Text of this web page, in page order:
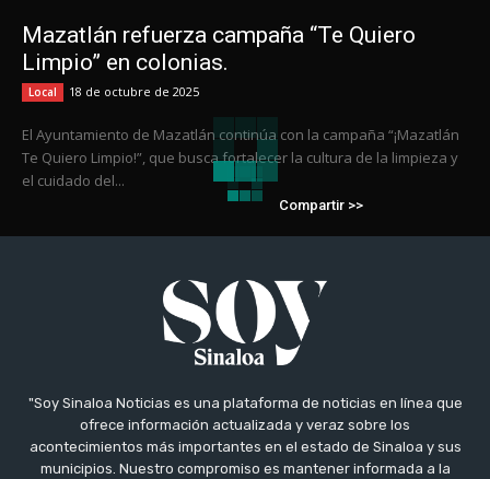
Mazatlán refuerza campaña “Te Quiero
Limpio” en colonias.
Local 18 de octubre de 2025
El Ayuntamiento de Mazatlán continúa con la campaña “¡Mazatlán
Te Quiero Limpio!”, que busca fortalecer la cultura de la limpieza y
el cuidado del...
Compartir >>
"Soy Sinaloa Noticias es una plataforma de noticias en línea que
ofrece información actualizada y veraz sobre los
acontecimientos más importantes en el estado de Sinaloa y sus
municipios. Nuestro compromiso es mantener informada a la